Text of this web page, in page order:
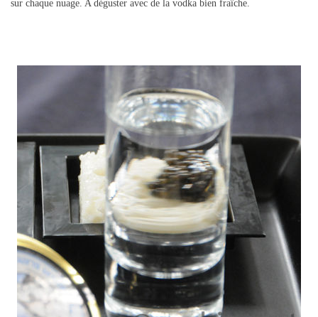
sur chaque nuage. A déguster avec de la vodka bien fraîche.